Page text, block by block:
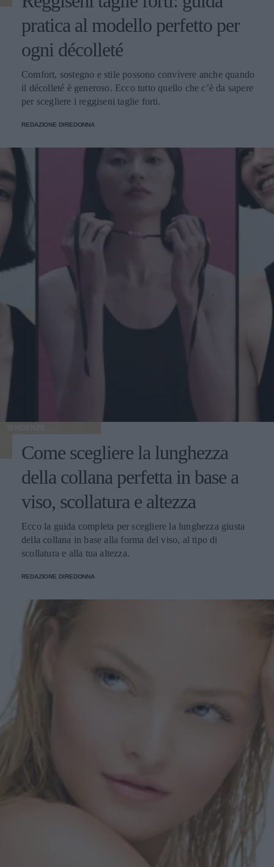
pratica al modello perfetto per
ogni décolleté
Comfort, sostegno e stile possono convivere anche quando
il décolleté è generoso. Ecco tutto quello che c’è da sapere
per scegliere i reggiseni taglie forti.
REDAZIONE DIREDONNA
TENDENZE
Come scegliere la lunghezza
della collana perfetta in base a
viso, scollatura e altezza
Ecco la guida completa per scegliere la lunghezza giusta
della collana in base alla forma del viso, al tipo di
scollatura e alla tua altezza.
REDAZIONE DIREDONNA